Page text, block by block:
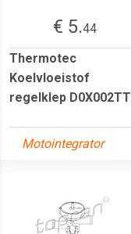
€ 5.44
Thermotec
Koelvloeistof
regelklep D0X002TT
Motointegrator